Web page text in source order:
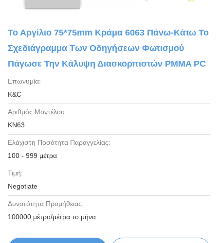
Το Αργίλιο 75*75mm Κράμα 6063 Πάνω-Κάτω Το
Σχεδιάγραμμα Των Οδηγήσεων Φωτισμού
Πάγωσε Την Κάλυψη Διασκορπιστών PMMA PC
Επωνυμία:
K&C
Αριθμός Μοντέλου:
KN63
Ελάχιστη Ποσότητα Παραγγελίας:
100 - 999 μέτρα
Τιμή:
Negotiate
Δυνατότητα Προμήθειας:
100000 μέτρο/μέτρα το μήνα